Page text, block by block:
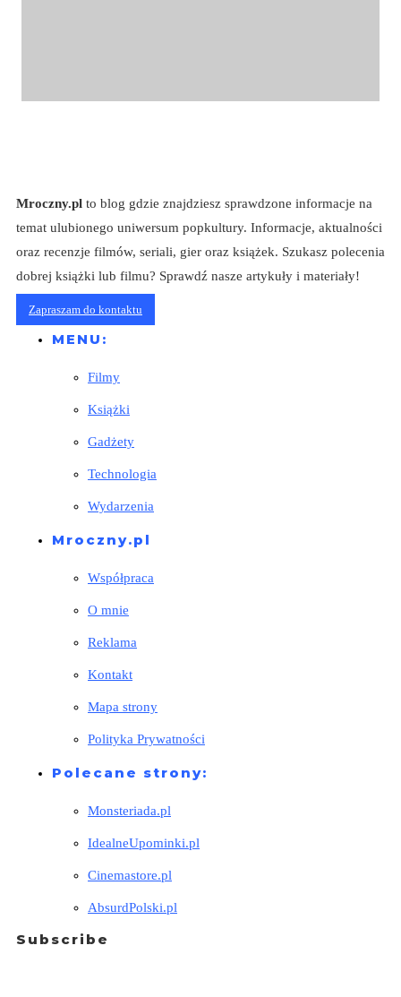
Mroczny.pl to blog gdzie znajdziesz sprawdzone informacje na
temat ulubionego uniwersum popkultury. Informacje, aktualności
oraz recenzje filmów, seriali, gier oraz książek. Szukasz polecenia
dobrej książki lub filmu? Sprawdź nasze artykuły i materiały!
Zapraszam do kontaktu
MENU:
Filmy
Książki
Gadżety
Technologia
Wydarzenia
Mroczny.pl
Współpraca
O mnie
Reklama
Kontakt
Mapa strony
Polityka Prywatności
Polecane strony:
Monsteriada.pl
IdealneUpominki.pl
Cinemastore.pl
AbsurdPolski.pl
Subscribe